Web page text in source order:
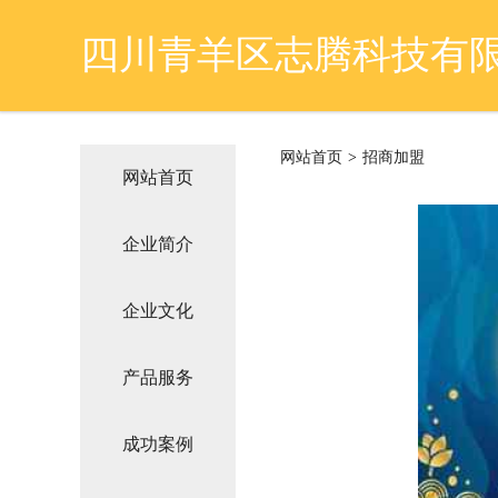
四川青羊区志腾科技有
网站首页
企业简介
企业文化
产品服务
成功案例
网站首页 > 招商加盟